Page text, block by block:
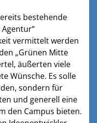
bestehende
vermittelt werden
„Grünen Mitte
äußerten viele
Wünsche. Es solle
sondern für
und generell eine
den Campus bieten.